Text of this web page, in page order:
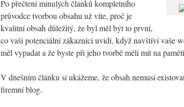
Po přečtení minulých článků kompletního
průvodce tvorbou obsahu už víte, proč je
kvalitní obsah důležitý, že byl měl být to první,
co vaši potenciální zákazníci uvidí, když navštíví vaše
měl vypadat a že byste při jeho tvorbě měli mít na
V dnešním článku si ukážeme, že obsah nemusí
firemní blog.